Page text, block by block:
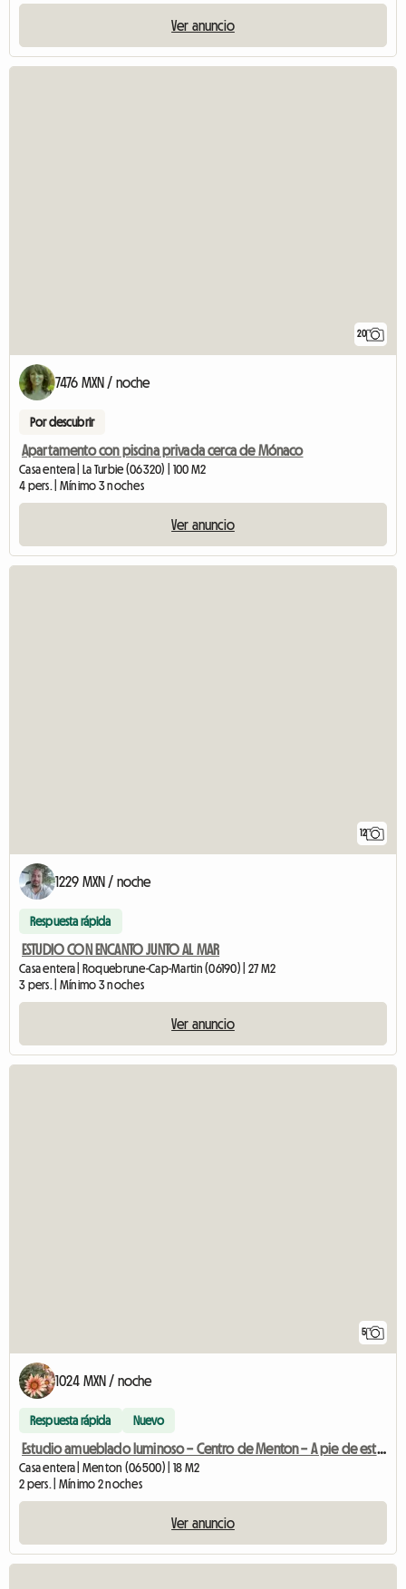
Ver anuncio
20
7476 MXN / noche
Por descubrir
Apartamento con piscina privada cerca de Mónaco
Casa entera | La Turbie (06320) | 100 M2
4 pers. | Mínimo 3 noches
Ver anuncio
12
1229 MXN / noche
Respuesta rápida
ESTUDIO CON ENCANTO JUNTO AL MAR
Casa entera | Roquebrune-Cap-Martin (06190) | 27 M2
3 pers. | Mínimo 3 noches
Ver anuncio
5
1024 MXN / noche
Respuesta rápida Nuevo
Estudio amueblado luminoso – Centro de Menton – A pie de estación y playa
Casa entera | Menton (06500) | 18 M2
2 pers. | Mínimo 2 noches
Ver anuncio